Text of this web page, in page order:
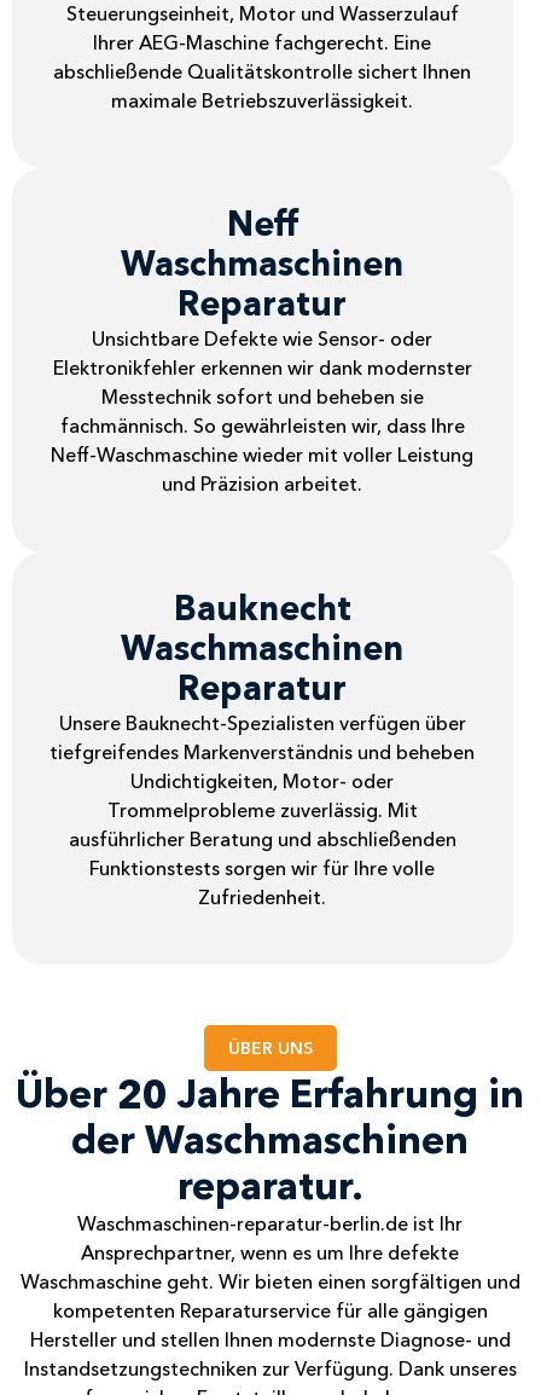
Steuerungseinheit, Motor und Wasserzulauf
Ihrer AEG-Maschine fachgerecht. Eine
abschließende Qualitätskontrolle sichert Ihnen
maximale Betriebszuverlässigkeit.
Neff
Waschmaschinen
Reparatur
Unsichtbare Defekte wie Sensor- oder
Elektronikfehler erkennen wir dank modernster
Messtechnik sofort und beheben sie
fachmännisch. So gewährleisten wir, dass Ihre
Neff-Waschmaschine wieder mit voller Leistung
und Präzision arbeitet.
Bauknecht
Waschmaschinen
Reparatur
Unsere Bauknecht-Spezialisten verfügen über
tiefgreifendes Markenverständnis und beheben
Undichtigkeiten, Motor- oder
Trommelprobleme zuverlässig. Mit
ausführlicher Beratung und abschließenden
Funktionstests sorgen wir für Ihre volle
Zufriedenheit.
ÜBER UNS
Über 20 Jahre Erfahrung in
der Waschmaschinen
reparatur.
Waschmaschinen-reparatur-berlin.de ist Ihr
Ansprechpartner, wenn es um Ihre defekte
Waschmaschine geht. Wir bieten einen sorgfältigen und
kompetenten Reparaturservice für alle gängigen
Hersteller und stellen Ihnen modernste Diagnose- und
Instandsetzungstechniken zur Verfügung. Dank unseres